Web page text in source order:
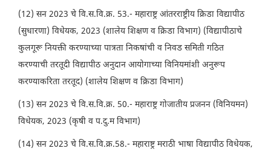
(12) सन 2023 चे वि.स.वि.क्र. 53.- महाराष्ट्र आंतरराष्ट्रीय क्रिडा विद्यापीठ
(सुधारणा) विधेयक, 2023 (शालेय शिक्षण व क्रिडा विभाग) (विद्यापीठाचे
कुलगूरू नियक्ती करण्याच्या पात्रता निकषांची व निवड समिती गठित
करण्याची तरतूदी विद्यापीठ अनुदान आयोगाच्या विनियमांशी अनुरूप
करण्याकरिता तरतूद) (शालेय शिक्षण व क्रिडा विभाग)
(13) सन 2023 चे वि.स.वि.क्र. 50.- महाराष्ट्र गोजातीय प्रजनन (विनियमन)
विधेयक, 2023 (कृषी व प.दु.म विभाग)
(14) सन 2023 चे वि.स.वि.क्र.58.- महाराष्ट्र मराठी भाषा विद्यापीठ विधेयक,